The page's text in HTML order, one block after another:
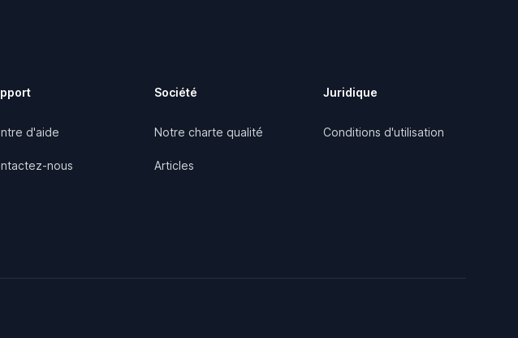
d'aide
nous
Société
Notre charte qualité
Articles
Juridique
Conditions d'utilisation